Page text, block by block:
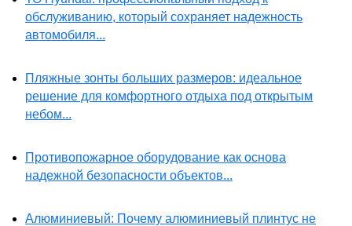
обслуживанию, который сохраняет надежность
автомобиля...
Пляжные зонты больших размеров: идеальное
решение для комфортного отдыха под открытым
небом...
Противопожарное оборудование как основа
надежной безопасности объектов...
Алюминиевый: Почему алюминиевый плинтус не